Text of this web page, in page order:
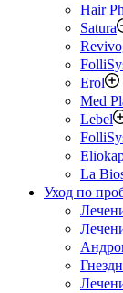
Hair
Satura
Erol
Med
Lebel
La
Уход по